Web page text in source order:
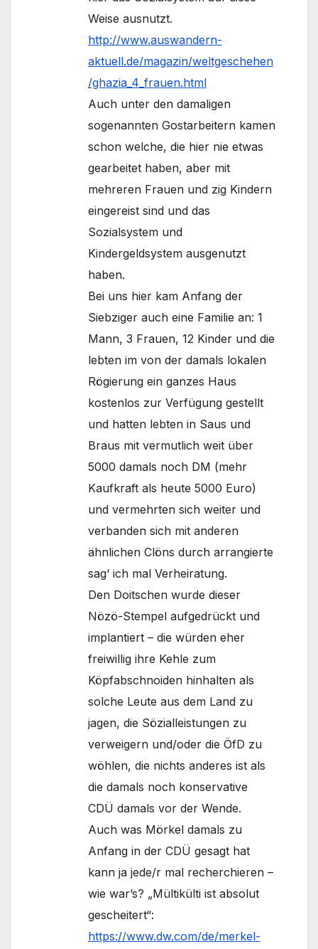
Weise ausnutzt.
http://www.auswandern-
aktuell.de/magazin/weltgeschehen
/ghazia_4_frauen.html
Auch unter den damaligen
sogenannten Gostarbeitern kamen
schon welche, die hier nie etwas
gearbeitet haben, aber mit
mehreren Frauen und zig Kindern
eingereist sind und das
Sozialsystem und
Kindergeldsystem ausgenutzt
haben.
Bei uns hier kam Anfang der
Siebziger auch eine Familie an: 1
Mann, 3 Frauen, 12 Kinder und die
lebten im von der damals lokalen
Rögierung ein ganzes Haus
kostenlos zur Verfügung gestellt
und hatten lebten in Saus und
Braus mit vermutlich weit über
5000 damals noch DM (mehr
Kaufkraft als heute 5000 Euro)
und vermehrten sich weiter und
verbanden sich mit anderen
ähnlichen Clöns durch arrangierte
sag‘ ich mal Verheiratung.
Den Doitschen wurde dieser
Nözö-Stempel aufgedrückt und
implantiert – die würden eher
freiwillig ihre Kehle zum
Köpfabschnoiden hinhalten als
solche Leute aus dem Land zu
jagen, die Sözialleistungen zu
verweigern und/oder die ÖfD zu
wöhlen, die nichts anderes ist als
die damals noch konservative
CDÜ damals vor der Wende.
Auch was Mörkel damals zu
Anfang in der CDÜ gesagt hat
kann ja jede/r mal recherchieren –
wie war’s? „Mültikülti ist absolut
gescheitert“:
https://www.dw.com/de/merkel-